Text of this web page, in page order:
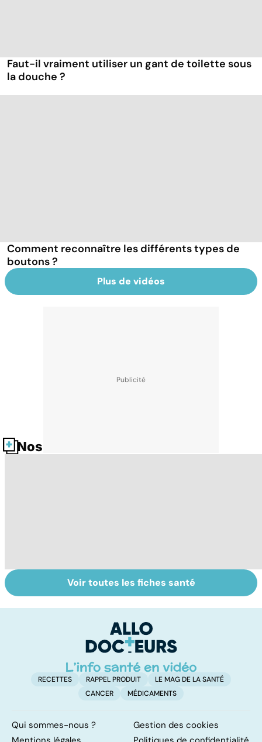
Faut-il vraiment utiliser un gant de toilette sous
la douche ?
Comment reconnaître les différents types de
boutons ?
Plus de vidéos
Nos fiches santé
Tout savoir sur le
vitiligo
Le tramadol, un
médicament à
Voir toutes les fiches santé
RECETTES RAPPEL PRODUIT
LE MAG DE LA SANTÉ
CANCER
MÉDICAMENTS
Qui sommes-nous ?
Gestion des cookies